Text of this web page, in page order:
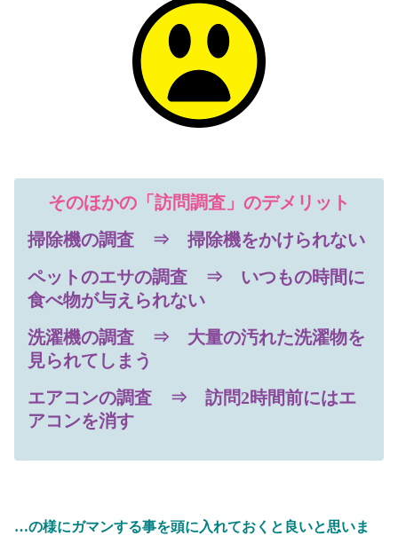
そのほかの「訪問調査」のデメリット
掃除機の調査 ⇒ 掃除機をかけられない
ペットのエサの調査 ⇒ いつもの時間 に
食べ物が与えられない
洗濯機の調査 ⇒ 大量の汚れた洗濯物を
見られてしまう
エアコンの調査 ⇒ 訪問2時間前にはエ
アコンを消す
…の様にガマンする事を頭に入れておくと良いと思いま